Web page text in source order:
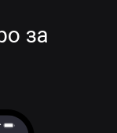
за